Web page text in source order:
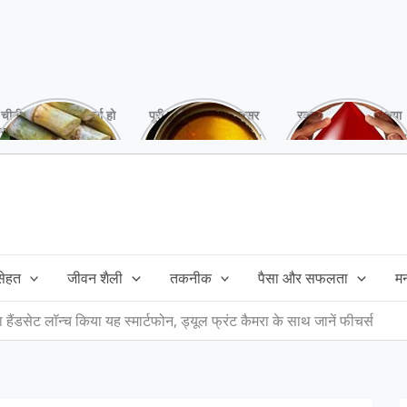
चीनी को कर दें ना, वर्ना हो
सकता है बहुत बड़ा नुक्सान
पूरी बनाने के बाद, अक्सर
तेल बच जाता है,ऐसे में
रक्तदान है ‘महादान’ क्या
आपने करवाया, स्वस्थ
जीवन शैली तकनीक पैसा और सफलता
हैंडसेट लॉन्च किया यह स्मार्टफोन, ड्यूल फ्रंट कैमरा के साथ जानें फीचर्स